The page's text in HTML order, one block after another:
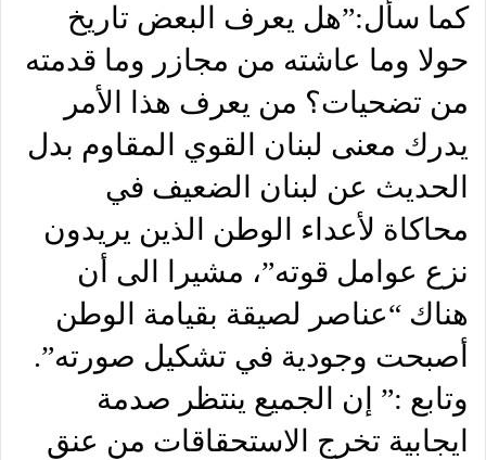
كما سأل:”هل يعرف البعض تاريخ
حولا وما عاشته من مجازر وما قدمته
من تضحيات؟ من يعرف هذا الأمر
يدرك معنى لبنان القوي المقاوم بدل
الحديث عن لبنان الضعيف في
محاكاة لأعداء الوطن الذين يريدون
نزع عوامل قوته”، مشيرا الى أن
هناك “عناصر لصيقة بقيامة الوطن
أصبحت وجودية في تشكيل صورته”.
وتابع :” إن الجميع ينتظر صدمة
ايجابية تخرج الاستحقاقات من عنق